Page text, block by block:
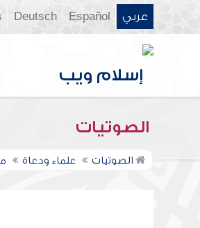
عربي Español
Deutsch
الصوتيات
الصوتيات علماء ودعاة